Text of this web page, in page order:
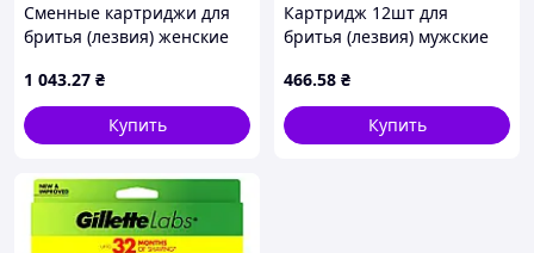
Сменные картриджи для
бритья (лезвия) женские
6 шт + чехол для лезвий
(8700216969314)
1 043.27 ₴
Купить
Картридж 12шт для
бритья (лезвия) мужские
466.58 ₴
Купить